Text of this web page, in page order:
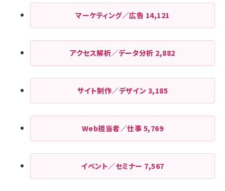
マーケティング／広告 14,121
アクセス解析／データ分析 2,882
サイト制作／デザイン 3,185
Web担当者／仕事 5,769
イベント／セミナー 7,567